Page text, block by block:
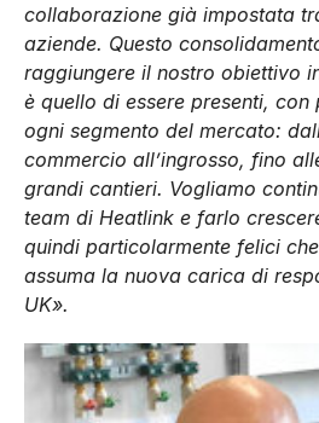
collaborazione già impostata
aziende. Questo
raggiungere il nostro obiettivo
è quello di essere presenti,
ogni segmento del mercato:
commercio all’ingrosso, fino
grandi cantieri. Vogliamo
team di Heatlink e farlo
quindi particolarmente felici
assuma la nuova carica di
UK».